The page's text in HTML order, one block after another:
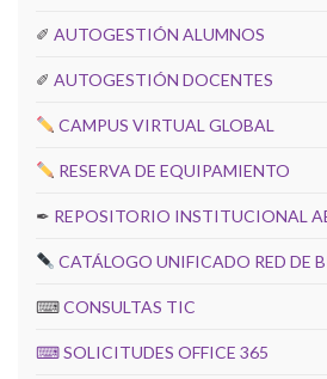
✐ AUTOGESTIÓN ALUMNOS
✐ AUTOGESTIÓN DOCENTES
CAMPUS VIRTUAL GLOBAL
RESERVA DE EQUIPAMIENTO
✒ REPOSITORIO INSTITUCIONAL
CATÁLOGO UNIFICADO RED DE
⌨CONSULTAS TIC
⌨SOLICITUDES OFFICE 365